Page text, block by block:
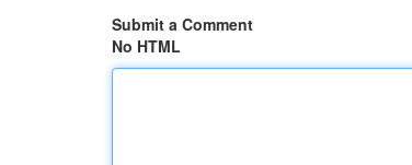
Submit a Comment
No HTML